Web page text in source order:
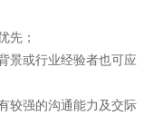
先；
景或行业经验者也可应
较强的沟通能力及交际